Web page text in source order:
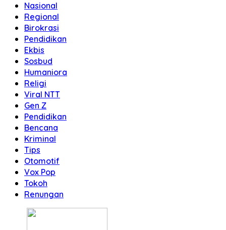
Nasional
Regional
Birokrasi
Pendidikan
Ekbis
Sosbud
Humaniora
Religi
Viral NTT
Gen Z
Pendidikan
Bencana
Kriminal
Tips
Otomotif
Vox Pop
Tokoh
Renungan